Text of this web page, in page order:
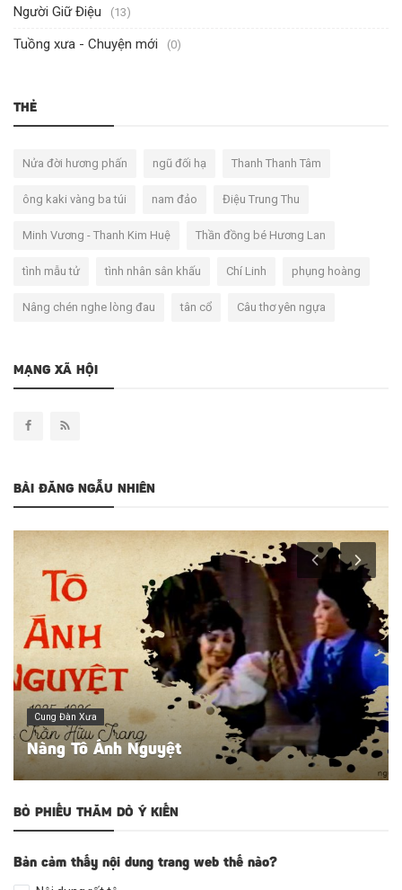
Người Giữ Điệu (13)
Tuồng xưa - Chuyện mới (0)
THẺ
Nửa đời hương phấn ngũ đối hạ Thanh Thanh Tâm
ông kaki vàng ba túi nam đảo Điệu Trung Thu
Minh Vương - Thanh Kim Huệ Thần đồng bé Hương Lan
tình mẫu tử tình nhân sân khấu Chí Linh phụng hoàng
Nâng chén nghe lòng đau tân cổ Câu thơ yên ngựa
MẠNG XÃ HỘI
BÀI ĐĂNG NGẪU NHIÊN
Cung Đàn Xưa
Nàng Tô Ánh Nguyệt
BỎ PHIẾU THĂM DÒ Ý KIẾN
Bản cảm thấy nội dung trang web thế nào?